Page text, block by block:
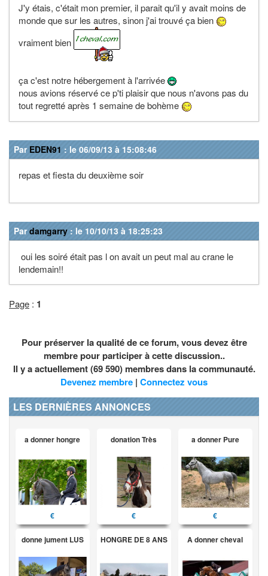
J'y étais, c'était mon premier, il parait qu'il y avait moins de
monde que sur les autres, sinon j'ai trouvé ça bien
vraiment bien
ça c'est notre hébergement à l'arrivée
nous avions réservé ce p'ti plaisir que nous n'avons pas du
tout regretté après 1 semaine de bohème
Par EDEN91 : le 06/09/13 à 15:08:46
repas et fiesta du deuxième soir
Pardamgarry : le 10/10/13 à 18:25:23
oui les soiré était pas l on avait un peut mal au crane le
lendemain!!
Page : 1
Pour préserver la qualité de ce forum, vous devez être
membre pour participer à cette discussion..
Il y a actuellement (69 590) membres dans la communauté.
Devenez membre | Connectez vous
LES DERNIÈRES ANNONCES
a donner hongre
€
donation Très
€
a donner Pure
€
donne jument LUS HONGRE DE 8 ANS A donner cheval